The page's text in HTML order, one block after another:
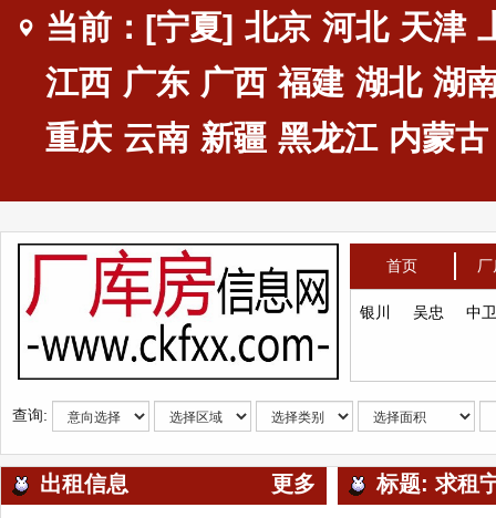
当前：[宁夏] 北京 河北 天津
江西 广东 广西 福建 湖北 湖
重庆 云南 新疆 黑龙江 内蒙古
首页
银川 吴忠 中卫
查询:
出租信息 更多
标题: 求租